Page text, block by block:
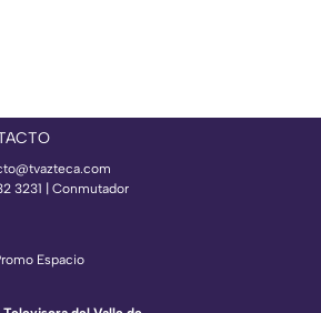
3231 | Conmutador
Espacio